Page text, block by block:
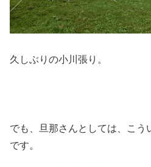
久しぶりの小川張り。
でも、旦那さんとしては、こう
です。